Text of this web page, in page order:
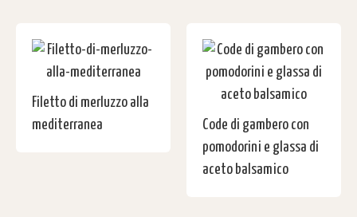
Filetto di merluzzo alla
mediterranea
Code di gambero con
pomodorini e glassa di
aceto balsamico